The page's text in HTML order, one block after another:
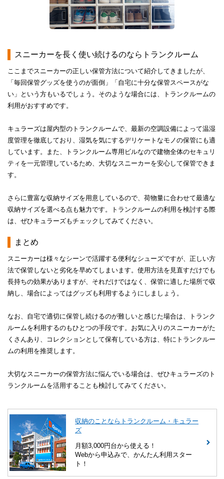
スニーカーを長く使い続けるのならトランクルーム
ここまでスニーカーの正しい保管方法について紹介してきましたが、
「毎回保管グッズを使うのが面倒」「自宅に十分な保管スペースがな
い」という方もいるでしょう。そのような場合には、トランクルームの
利用がおすすめです。
キュラーズは屋内型のトランクルームで、最新の空調設備によって温湿
度管理を徹底しており、湿気を気にするデリケートなモノの保管にも適
しています。また、トランクルーム専用ビルなので建物全体のセキュリ
ティを一元管理しているため、大切なスニーカーを安心して保管できま
す。
さらに豊富な収納サイズを用意しているので、荷物量に合わせて最適な
収納サイズを選べる点も魅力です。トランクルームの利用を検討する際
は、ぜひキュラーズもチェックしてみてください。
まとめ
スニーカーは様々なシーンで活躍する便利なシューズですが、正しい方
法で保管しないと劣化を早めてしまいます。使用方法を見直すだけでも
長持ちの効果がありますが、それだけではなく、保管に適した場所で収
納し、場合によってはグッズも利用するようにしましょう。
なお、自宅で適切に保管し続けるのが難しいと感じた場合は、トランク
ルームを利用するのもひとつの手段です。お気に入りのスニーカーがた
くさんあり、コレクションとして保有している方は、特にトランクルー
ムの利用を推奨します。
大切なスニーカーの保管方法に悩んでいる場合は、ぜひキュラーズのト
ランクルームを活用することも検討してみてください。
収納のことならトランクルーム・キュラー
ズ
月額3,000円台から使える！
Webから申込みで、かんたん利用スター
ト！